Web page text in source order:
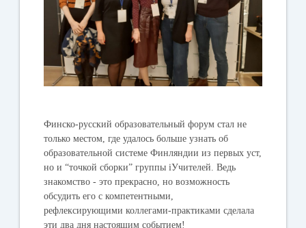
Финско-русский образовательный форум стал не
только местом, где удалось больше узнать об
образовательной системе Финляндии из первых уст,
но и “точкой сборки” группы iУчителей. Ведь
знакомство - это прекрасно, но возможность
обсудить его с компетентными,
рефлексирующими коллегами-практиками сделала
эти два дня настоящим событием!